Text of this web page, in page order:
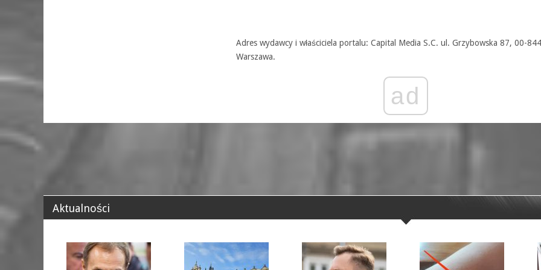
Adres wydawcy i właściciela portalu: Capital Media S.C. ul. Grzybowska 87, 00-844
Warszawa.
ad
Aktualności